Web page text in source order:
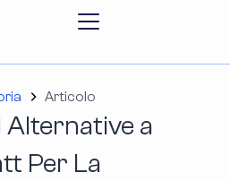
Articolo
Alternative a
Per La